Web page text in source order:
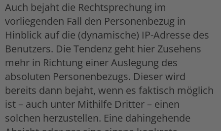
Auch bejaht die Rechtsprechung im
vorliegenden Fall den Personenbezug in
Hinblick auf die (dynamische) IP-Adresse des
Benutzers. Die Tendenz geht hier Zusehens
mehr in Richtung einer Auslegung des
absoluten Personenbezugs. Dieser wird
bereits dann bejaht, wenn es faktisch möglich
ist – auch unter Mithilfe Dritter – einen
solchen herzustellen. Eine dahingehende